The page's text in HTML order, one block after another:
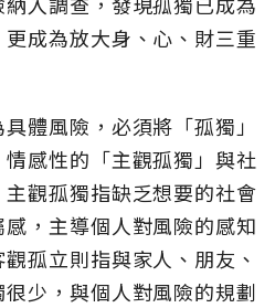
成為放大身、心、財三重
體風險，必須將「孤獨」
感性的「主觀孤獨」與社
觀孤獨指缺乏想要的社會
，主導個人對風險的感知
孤立則指與家人、朋友、
少，與個人對風險的規劃